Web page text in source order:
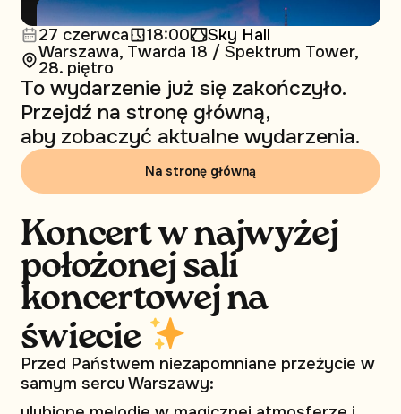
27 czerwca 18:00 Sky Hall
Warszawa, Twarda 18 / Spektrum Tower,
28. piętro
To wydarzenie już się zakończyło.
Przejdź na stronę główną,
aby zobaczyć aktualne wydarzenia.
Na stronę główną
Koncert w najwyżej
położonej sali
koncertowej na
świecie
Przed Państwem niezapomniane przeżycie w
samym sercu Warszawy: